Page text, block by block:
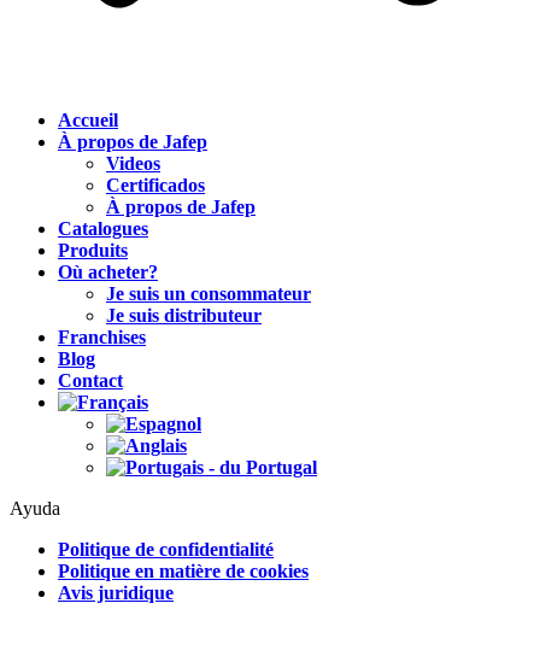
Accueil
À propos de Jafep
Videos
Certificados
À propos de Jafep
Catalogues
Produits
Où acheter?
Je suis un consommateur
Je suis distributeur
Franchises
Blog
Contact
Ayuda
Politique de confidentialité
Politique en matière de cookies
Avis juridique